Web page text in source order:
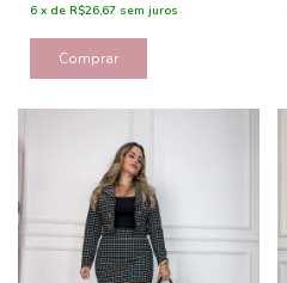
6 x de R$26,67 sem juros
Comprar